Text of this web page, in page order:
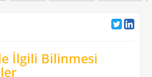
İlgili Bilinmesi